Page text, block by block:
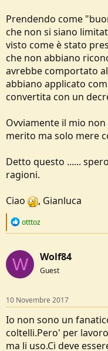
Prendendo come
che non si siano
visto come è stato
che non abbiano
avrebbe comportato
abbiano applicato
convertita con un
Ovviamente il mio
merito ma solo mere
Detto questo ......
ragioni.
Ciao
, Gianluca
R
c
t
i
o
s
:
otttoz
W Wolf84
Guest
10 Novembre 2017
Io non sono un
coltelli.Pero' per
ma li uso.Ci deve